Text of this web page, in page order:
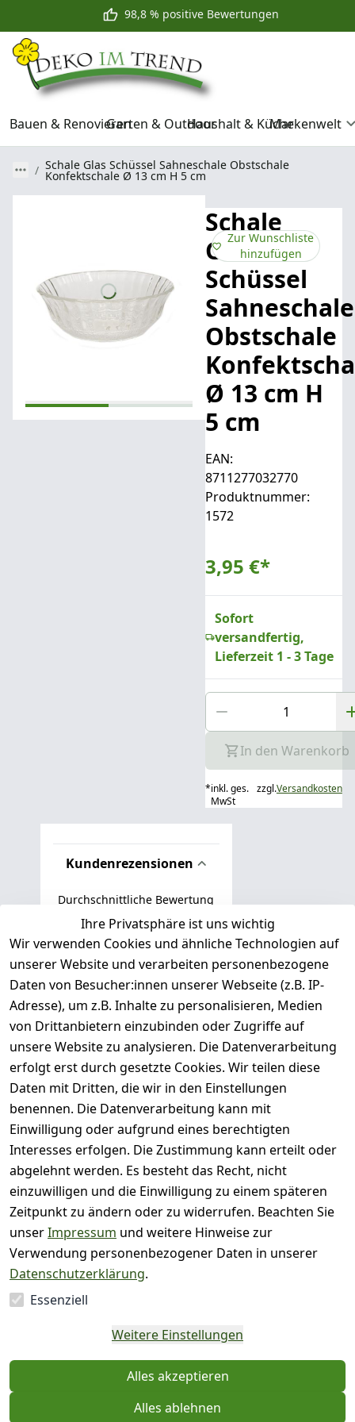
98,8 % positive Bewertungen
Bauen & RenovierenGarten & OutdoorHaushalt & KücheMarkenwelt
Schale Glas Schüssel Sahneschale Obstschale
Konfektschale Ø 13 cm H 5 cm
Schale
Glas
Schüssel
Sahneschale
Obstschale
Ø 13 cm H
5 cm
EAN:
8711277032770
Produktnummer:
1572
3,95 €*
Zur Wunschliste
hinzufügen
Sofort
versandfertig,
Lieferzeit 1 - 3 Tage
In den Warenkorb
*inkl. ges.
MwSt
zzgl.Versandkosten
Kundenrezensionen
Durchschnittliche Bewertung
0
Basierend auf 0 Bewertung(en)
Bewertung abgeben
5
( 0
)
4
( 0
)
3
( 0
)
2
( 0
1
)
Es hat noch niemand
eine Bewertung für
diesen Artikel
abgegeben
Person - klicken Sie für
Details
Ihre Privatsphäre ist uns wichtig
Wir verwenden Cookies und ähnliche Technologien auf
unserer Website und verarbeiten personenbezogene
Daten von Besucher:innen unserer Webseite (z.B. IP-
Adresse), um z.B. Inhalte zu personalisieren, Medien
von Drittanbietern einzubinden oder Zugriffe auf
unsere Website zu analysieren. Die Datenverarbeitung
erfolgt erst durch gesetzte Cookies. Wir teilen diese
Daten mit Dritten, die wir in den Einstellungen
benennen. Die Datenverarbeitung kann mit
Einwilligung oder aufgrund eines berechtigten
Interesses erfolgen. Die Zustimmung kann erteilt oder
abgelehnt werden. Es besteht das Recht, nicht
einzuwilligen und die Einwilligung zu einem späteren
Zeitpunkt zu ändern oder zu widerrufen. Beachten Sie
unserImpressum und weitere Hinweise zur
Verwendung personenbezogener Daten in unserer
Datenschutzerklärung.
Essenziell
Weitere Einstellungen
Alles akzeptieren
Alles ablehnen